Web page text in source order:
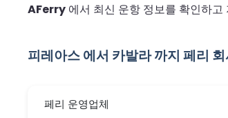
AFerry 에서 최신 운항 정보를 확인하
피레아스 에서 카발라 까지 페리
페리 운영업체